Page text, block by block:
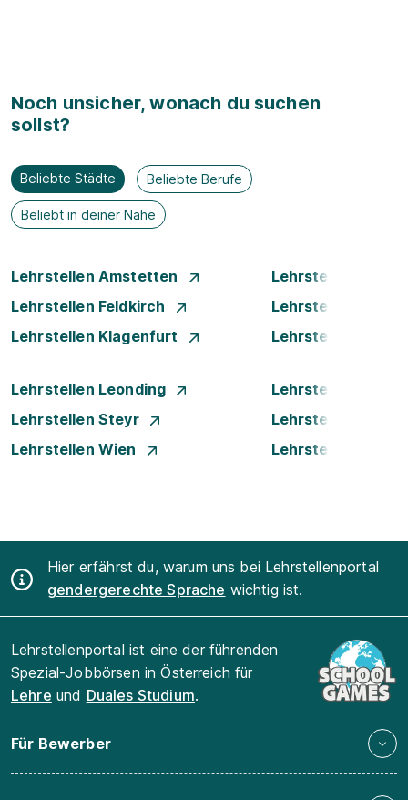
Noch unsicher, wonach du suchen
sollst?
Beliebte Städte Beliebte Berufe
Beliebt in deiner Nähe
Lehrstellen Amstetten
Lehrstellen
Lehrstellen Feldkirch
Lehrstellen Graz
Lehrstellen Klagenfurt
Lehrstellen
Lehrstellen Leonding
Lehrstellen Linz
Lehrstellen Steyr
Lehrstellen Traun
Lehrstellen Wien
Lehrstellen
Hier erfährst du, warum uns bei Lehrstellenportal
gendergerechte Sprache wichtig ist.
Lehrstellenportal ist eine der führenden
Spezial-Jobbörsen in Österreich für
Lehre und Duales Studium.
Für Bewerber